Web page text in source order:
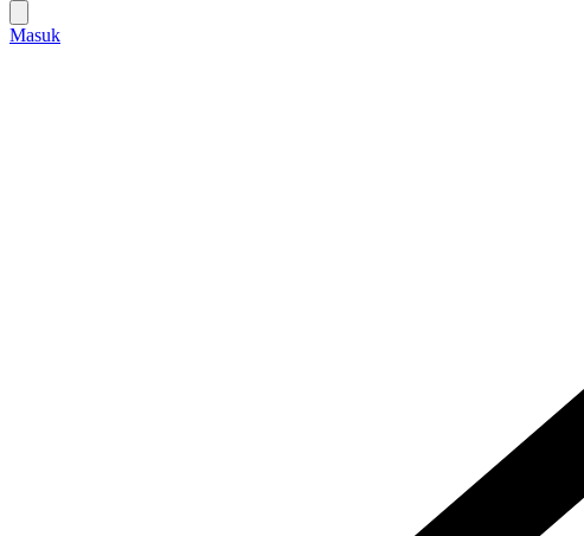
Masuk